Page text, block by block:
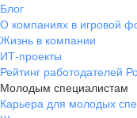
Блог
О компаниях в игровой
Жизнь в компании
ИТ-проекты
Рейтинг работодателей
Молодым специалистам
Карьера для молодых